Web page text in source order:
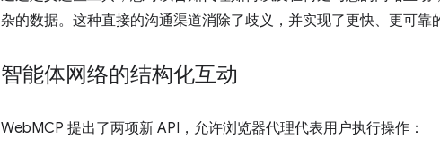
杂的数据。这种直接的沟通渠道消除了歧义，并实现了更快、更可靠
智能体网络的结构化互动
WebMCP 提出了两项新 API，允许浏览器代理代表用户执行操作：